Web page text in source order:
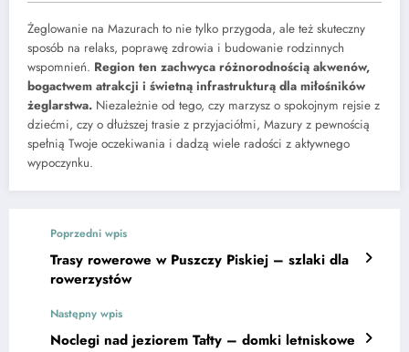
Żeglowanie na Mazurach to nie tylko przygoda, ale też skuteczny
sposób na relaks, poprawę zdrowia i budowanie rodzinnych
wspomnień. Region ten zachwyca różnorodnością akwenów,
bogactwem atrakcji i świetną infrastrukturą dla miłośników
żeglarstwa. Niezależnie od tego, czy marzysz o spokojnym rejsie z
dziećmi, czy o dłuższej trasie z przyjaciółmi, Mazury z pewnością
spełnią Twoje oczekiwania i dadzą wiele radości z aktywnego
wypoczynku.
Poprzedni wpis
Trasy rowerowe w Puszczy Piskiej – szlaki dla
rowerzystów
Następny wpis
Noclegi nad jeziorem Tałty – domki letniskowe